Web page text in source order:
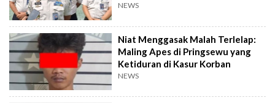
NEWS
Niat Menggasak Malah Terlelap:
Maling Apes di Pringsewu yang
Ketiduran di Kasur Korban
NEWS